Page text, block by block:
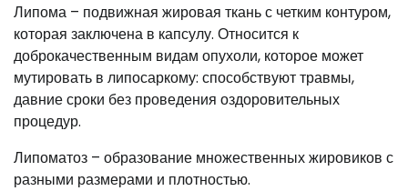
Липома – подвижная жировая ткань с четким контуром,
которая заключена в капсулу. Относится к
доброкачественным видам опухоли, которое может
мутировать в липосаркому: способствуют травмы,
давние сроки без проведения оздоровительных
процедур.
Липоматоз – образование множественных жировиков с
разными размерами и плотностью.